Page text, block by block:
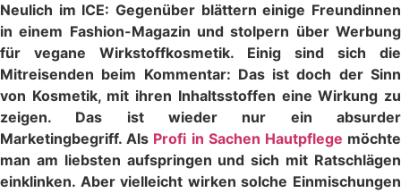
Neulich im ICE: Gegenüber blättern einige Freundinnen
in einem Fashion-Magazin und stolpern über Werbung
für vegane Wirkstoffkosmetik. Einig sind sich die
Mitreisenden beim Kommentar: Das ist doch der Sinn
von Kosmetik, mit ihren Inhaltsstoffen eine Wirkung zu
zeigen. Das ist wieder nur ein absurder
Marketingbegriff. Als Profi in Sachen Hautpflege möchte
man am liebsten aufspringen und sich mit Ratschlägen
einklinken. Aber vielleicht wirken solche Einmischungen